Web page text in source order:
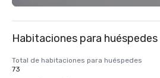
Habitaciones para huéspedes
Total de habitaciones para huéspedes
73